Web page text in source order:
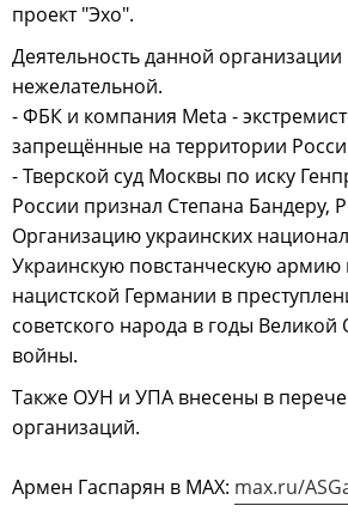
проект "Эхо".
Деятельность данной
нежелательной.
- ФБК и компания Meta -
запрещённые на территории
- Тверской суд Москвы по иску
России признал Степана Бандеру,
Организацию украинских
Украинскую повстанческую
нацистской Германии в
советского народа в годы Великой
войны.
Также ОУН и УПА внесены в
организаций.
Армен Гаспарян в МАХ: max.ru/